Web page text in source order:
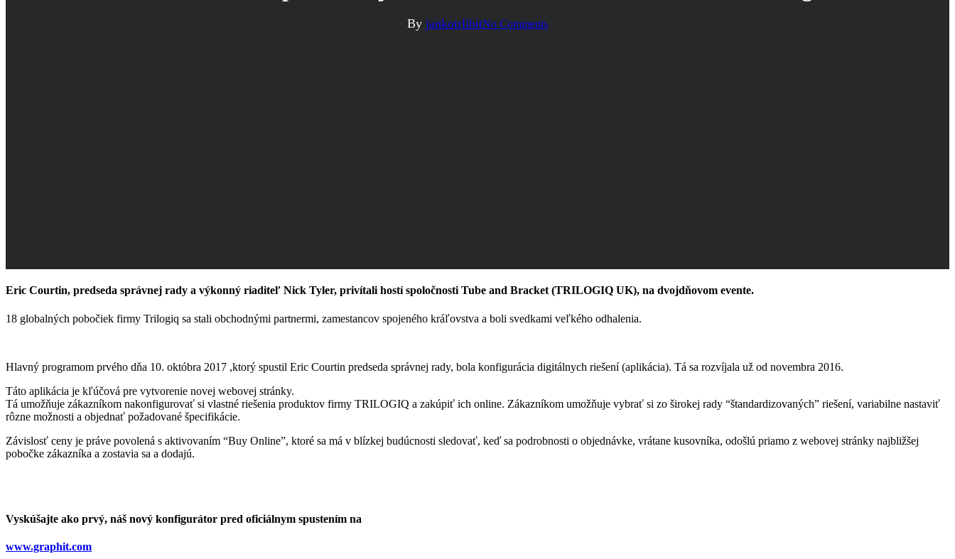
By jankotrlibitNo Comments
Eric Courtin, predseda správnej rady a výkonný riaditeľ Nick Tyler, privítali hostí spoločnosti Tube and Bracket (TRILOGIQ UK), na dvojdňovom evente.
18 globalných pobočiek firmy Trilogiq sa stali obchodnými partnermi, zamestancov spojeného kráľovstva a boli svedkami veľkého odhalenia.
Hlavný programom prvého dňa 10. októbra 2017 ,ktorý spustil Eric Courtin predseda správnej rady, bola konfigurácia digitálnych riešení (aplikácia). Tá sa rozvíjala už od novembra 2016.
Táto aplikácia je kľúčová pre vytvorenie novej webovej stránky.
Tá umožňuje zákazníkom nakonfigurovať si vlastné riešenia produktov firmy TRILOGIQ a zakúpiť ich online. Zákazníkom umožňuje vybrať si zo širokej rady “štandardizovaných” riešení, variabilne nastaviť
rôzne možnosti a objednať požadované špecifikácie.
Závislosť ceny je práve povolená s aktivovaním “Buy Online”, ktoré sa má v blízkej budúcnosti sledovať, keď sa podrobnosti o objednávke, vrátane kusovníka, odošlú priamo z webovej stránky najbližšej
pobočke zákazníka a zostavia sa a dodajú.
Vyskúšajte ako prvý, náš nový konfigurátor pred oficiálnym spustením na
www.graphit.com